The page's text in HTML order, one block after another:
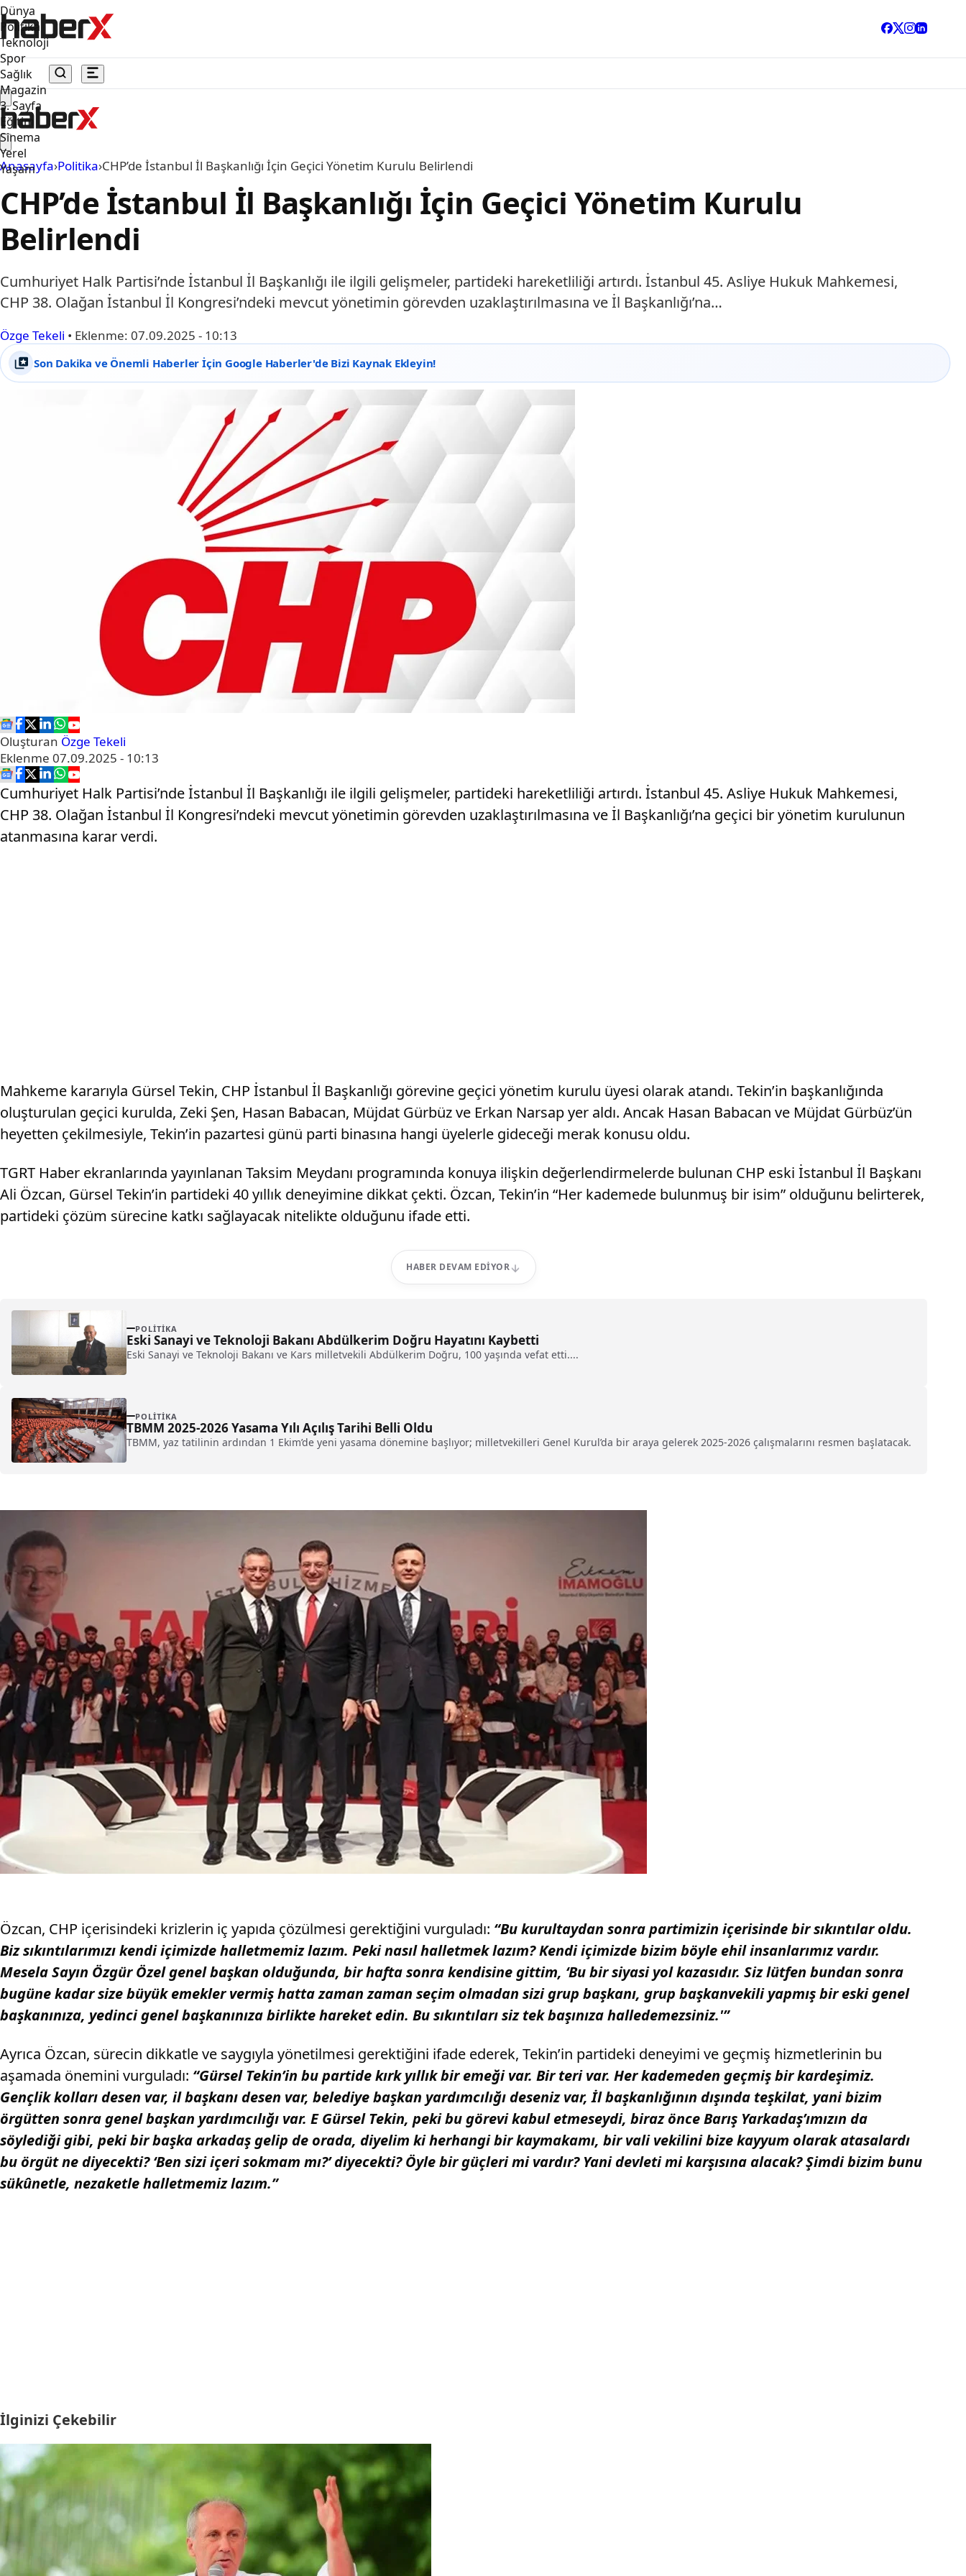
Dünya
Politika
Teknoloji
Spor
Sağlık
Magazin
3. Sayfa
Eğitim
Sinema
Yerel
Yaşam
Anasayfa›Politika›CHP’de İstanbul İl Başkanlığı İçin Geçici Yönetim Kurulu Belirlendi
CHP’de İstanbul İl Başkanlığı İçin Geçici Yönetim Kurulu
Belirlendi
Cumhuriyet Halk Partisi’nde İstanbul İl Başkanlığı ile ilgili gelişmeler, partideki hareketliliği artırdı. İstanbul 45. Asliye Hukuk Mahkemesi,
CHP 38. Olağan İstanbul İl Kongresi’ndeki mevcut yönetimin görevden uzaklaştırılmasına ve İl Başkanlığı’na…
Özge Tekeli • Eklenme: 07.09.2025 - 10:13
Son Dakika ve Önemli Haberler İçin Google Haberler'de Bizi Kaynak Ekleyin!
Oluşturan Özge Tekeli
Eklenme 07.09.2025 - 10:13
Cumhuriyet Halk Partisi’nde İstanbul İl Başkanlığı ile ilgili gelişmeler, partideki hareketliliği artırdı. İstanbul 45. Asliye Hukuk Mahkemesi,
CHP 38. Olağan İstanbul İl Kongresi’ndeki mevcut yönetimin görevden uzaklaştırılmasına ve İl Başkanlığı’na geçici bir yönetim kurulunun
atanmasına karar verdi.
Mahkeme kararıyla Gürsel Tekin, CHP İstanbul İl Başkanlığı görevine geçici yönetim kurulu üyesi olarak atandı. Tekin’in başkanlığında
oluşturulan geçici kurulda, Zeki Şen, Hasan Babacan, Müjdat Gürbüz ve Erkan Narsap yer aldı. Ancak Hasan Babacan ve Müjdat Gürbüz’ün
heyetten çekilmesiyle, Tekin’in pazartesi günü parti binasına hangi üyelerle gideceği merak konusu oldu.
TGRT Haber ekranlarında yayınlanan Taksim Meydanı programında konuya ilişkin değerlendirmelerde bulunan CHP eski İstanbul İl Başkanı
Ali Özcan, Gürsel Tekin’in partideki 40 yıllık deneyimine dikkat çekti. Özcan, Tekin’in “Her kademede bulunmuş bir isim” olduğunu belirterek,
partideki çözüm sürecine katkı sağlayacak nitelikte olduğunu ifade etti.
HABER DEVAM EDIYOR
POLITIKA
Eski Sanayi ve Teknoloji Bakanı Abdülkerim Doğru Hayatını Kaybetti
Eski Sanayi ve Teknoloji Bakanı ve Kars milletvekili Abdülkerim Doğru, 100 yaşında vefat etti....
POLITIKA
TBMM 2025-2026 Yasama Yılı Açılış Tarihi Belli Oldu
TBMM, yaz tatilinin ardından 1 Ekim’de yeni yasama dönemine başlıyor; milletvekilleri Genel Kurul’da bir araya gelerek 2025-2026 çalışmalarını resmen başlatacak.
Özcan, CHP içerisindeki krizlerin iç yapıda çözülmesi gerektiğini vurguladı: “Bu kurultaydan sonra partimizin içerisinde bir sıkıntılar oldu.
Biz sıkıntılarımızı kendi içimizde halletmemiz lazım. Peki nasıl halletmek lazım? Kendi içimizde bizim böyle ehil insanlarımız vardır.
Mesela Sayın Özgür Özel genel başkan olduğunda, bir hafta sonra kendisine gittim, ‘Bu bir siyasi yol kazasıdır. Siz lütfen bundan sonra
bugüne kadar size büyük emekler vermiş hatta zaman zaman seçim olmadan sizi grup başkanı, grup başkanvekili yapmış bir eski genel
başkanınıza, yedinci genel başkanınıza birlikte hareket edin. Bu sıkıntıları siz tek başınıza halledemezsiniz.'”
Ayrıca Özcan, sürecin dikkatle ve saygıyla yönetilmesi gerektiğini ifade ederek, Tekin’in partideki deneyimi ve geçmiş hizmetlerinin bu
aşamada önemini vurguladı: “Gürsel Tekin’in bu partide kırk yıllık bir emeği var. Bir teri var. Her kademeden geçmiş bir kardeşimiz.
Gençlik kolları desen var, il başkanı desen var, belediye başkan yardımcılığı deseniz var, İl başkanlığının dışında teşkilat, yani bizim
örgütten sonra genel başkan yardımcılığı var. E Gürsel Tekin, peki bu görevi kabul etmeseydi, biraz önce Barış Yarkadaş’ımızın da
söylediği gibi, peki bir başka arkadaş gelip de orada, diyelim ki herhangi bir kaymakamı, bir vali vekilini bize kayyum olarak atasalardı
bu örgüt ne diyecekti? ‘Ben sizi içeri sokmam mı?’ diyecekti? Öyle bir güçleri mi vardır? Yani devleti mi karşısına alacak? Şimdi bizim bunu
sükûnetle, nezaketle halletmemiz lazım.”
İlginizi Çekebilir